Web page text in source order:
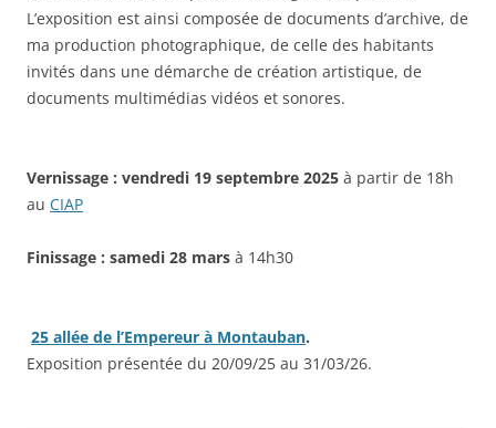
L’exposition est ainsi composée de documents d’archive, de
ma production photographique, de celle des habitants
invités dans une démarche de création artistique, de
documents multimédias vidéos et sonores.
Vernissage : vendredi 19 septembre 2025 à partir de 18h
au CIAP
Finissage : samedi 28 mars à 14h30
25 allée de l’Empereur à Montauban.
Exposition présentée du 20/09/25 au 31/03/26.